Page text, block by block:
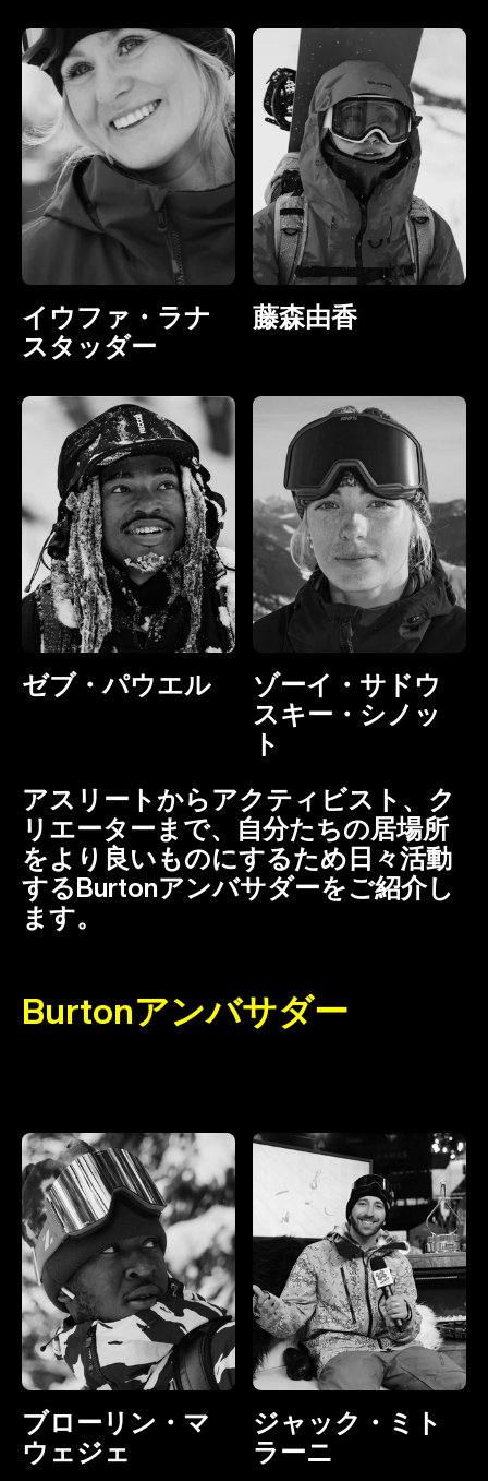
イウファ・ラナ
スタッダー
藤森由香
ゼブ・パウエル
ゾーイ・サドウ
スキー・シノッ
ト
Burtonアンバサダー
アスリートからアクティビスト、ク
リエーターまで、自分たちの居場所
をより良いものにするため日々活動
するBurtonアンバサダーをご紹介し
ます。
ブローリン・マ
ウェジェ
ジャック・ミト
ラーニ